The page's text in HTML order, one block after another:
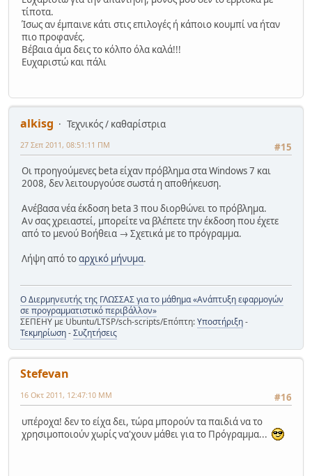
τίποτα.
Ίσως αν έμπαινε κάτι στις επιλογές ή κάποιο κουμπί να ήταν
πιο προφανές.
Βέβαια άμα δεις το κόλπο όλα καλά!!!
Ευχαριστώ και πάλι
alkisg
Τεχνικός / καθαρίστρια
#15
27 Σεπ 2011, 08:51:11 ΠΜ
Οι προηγούμενες beta είχαν πρόβλημα στα Windows 7 και
2008, δεν λειτουργούσε σωστά η αποθήκευση.
Ανέβασα νέα έκδοση beta 3 που διορθώνει το πρόβλημα.
Αν σας χρειαστεί, μπορείτε να βλέπετε την έκδοση που έχετε
από το μενού Βοήθεια → Σχετικά με το πρόγραμμα.
Λήψη από τοαρχικό μήνυμα.
Ο Διερμηνευτής της ΓΛΩΣΣΑΣ για το μάθημα «Ανάπτυξη εφαρμογών
σε προγραμματιστικό περιβάλλον»
ΣΕΠΕΗΥ με Ubuntu/LTSP/sch-scripts/Επόπτη:Υποστήριξη-
Τεκμηρίωση-Συζητήσεις
Stefevan
#16
16 Οκτ 2011, 12:47:10 ΜΜ
υπέροχα! δεν το είχα δει, τώρα μπορούν τα παιδιά να το
χρησιμοποιούν χωρίς να'χουν μάθει για το Πρόγραμμα...